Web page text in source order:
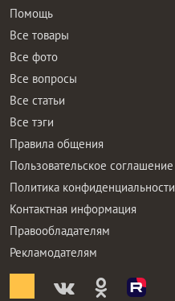
Помощь
Все товары
Все фото
Все вопросы
Все статьи
Все тэги
Правила общения
Пользовательское соглашение
Политика конфиденциальности
Контактная информация
Правообладателям
Рекламодателям